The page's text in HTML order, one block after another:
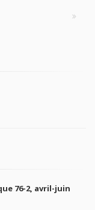
76-2, avril-juin